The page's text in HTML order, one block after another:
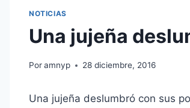
NOTICIAS
Una jujeña
Poramnyp 28 diciembre, 2016
Una jujeña deslumbró con sus